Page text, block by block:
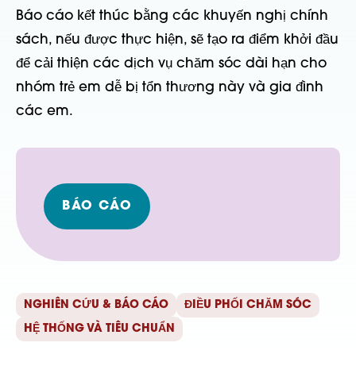
Báo cáo kết thúc bằng các khuyến nghị chính
sách, nếu được thực hiện, sẽ tạo ra điểm khởi đầu
để cải thiện các dịch vụ chăm sóc dài hạn cho
nhóm trẻ em dễ bị tổn thương này và gia đình
các em.
BÁO CÁO
NGHIÊN CỨU & BÁO CÁO
ĐIỀU PHỐI CHĂM SÓC
HỆ THỐNG VÀ TIÊU CHUẨN